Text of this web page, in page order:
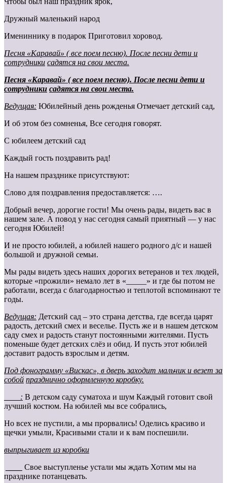
Дружный маленький народ
Имениннику в подарок Приготовил хоровод.
Песня «Каравай» ( все поем песню). После песни дети и
сотрудники садятся на свои места.
Песня «Каравай» ( все поем песню). После песни дети и
сотрудники садятся на свои места.
Ведущая: Юбилейный день рожденья Отмечает детский сад,
И об этом без сомненья, Все сегодня говорят.
С юбилеем детский сад
Каждый гость поздравить рад!
На нашем празднике присутствуют:
Слово для поздравления предоставляется: ….
Добрый вечер, дорогие гости! Мы очень рады, видеть вас в
нашем зале. А повод у нас сегодня самый приятный — у нас
сегодня Юбилей!
И не просто юбилей, а юбилей нашего родного д/с и нашей
большой и дружной семьи.
Мы рады видеть здесь наших дорогих ветеранов и тех людей,
которые «прожили» немало лет в «_____» и где бы потом не
работали, всегда с благодарностью и теплотой вспоминают те
годы.
Ведущая: Детский сад – это страна детства, где всегда царят
радость, детский смех и веселье. Пусть же и в нашем детском
саду смех и радость станут постоянными жителями. Пусть
поменьше будет детских слёз и обид. И пусть этот юбилей
доставит радость взрослым и детям.
Под фонограмму «Вискас», в дверь заходит мальчик и везет за
собой празднично оформленную коробку.
____: В детском саду суматоха и шум Каждый готовит свой
лучший костюм. На юбилей мы все собрались,
Но всех не пустили, а мы прорвались! Оделись красиво и
щечки умыли, Красивыми стали и к вам поспешили.
выпрыгивает из коробки
Свое выступленье устали мы ждать Хотим мы на
празднике потанцевать.